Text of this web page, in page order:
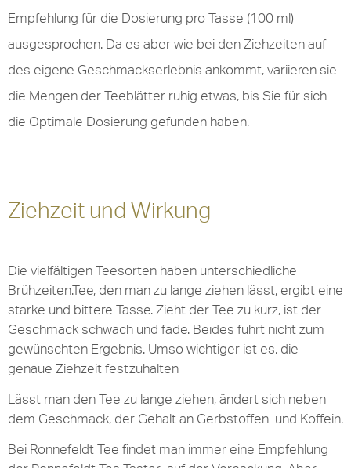
Empfehlung für die Dosierung pro Tasse (100 ml)
ausgesprochen. Da es aber wie bei den Ziehzeiten auf
des eigene Geschmackserlebnis ankommt, variieren sie
die Mengen der Teeblätter ruhig etwas, bis Sie für sich
die Optimale Dosierung gefunden haben.
Ziehzeit und Wirkung
Die vielfältigen Teesorten haben unterschiedliche
BrühzeitenTee, den man zu lange ziehen lässt, ergibt eine
starke und bittere Tasse. Zieht der Tee zu kurz, ist der
Geschmack schwach und fade. Beides führt nicht zum
gewünschten Ergebnis. Umso wichtiger ist es, die
genaue Ziehzeit festzuhalten
Lässt man den Tee zu lange ziehen, ändert sich neben
dem Geschmack, der Gehalt an Gerbstoffen und Koffein.
Bei Ronnefeldt Tee findet man immer eine Empfehlung